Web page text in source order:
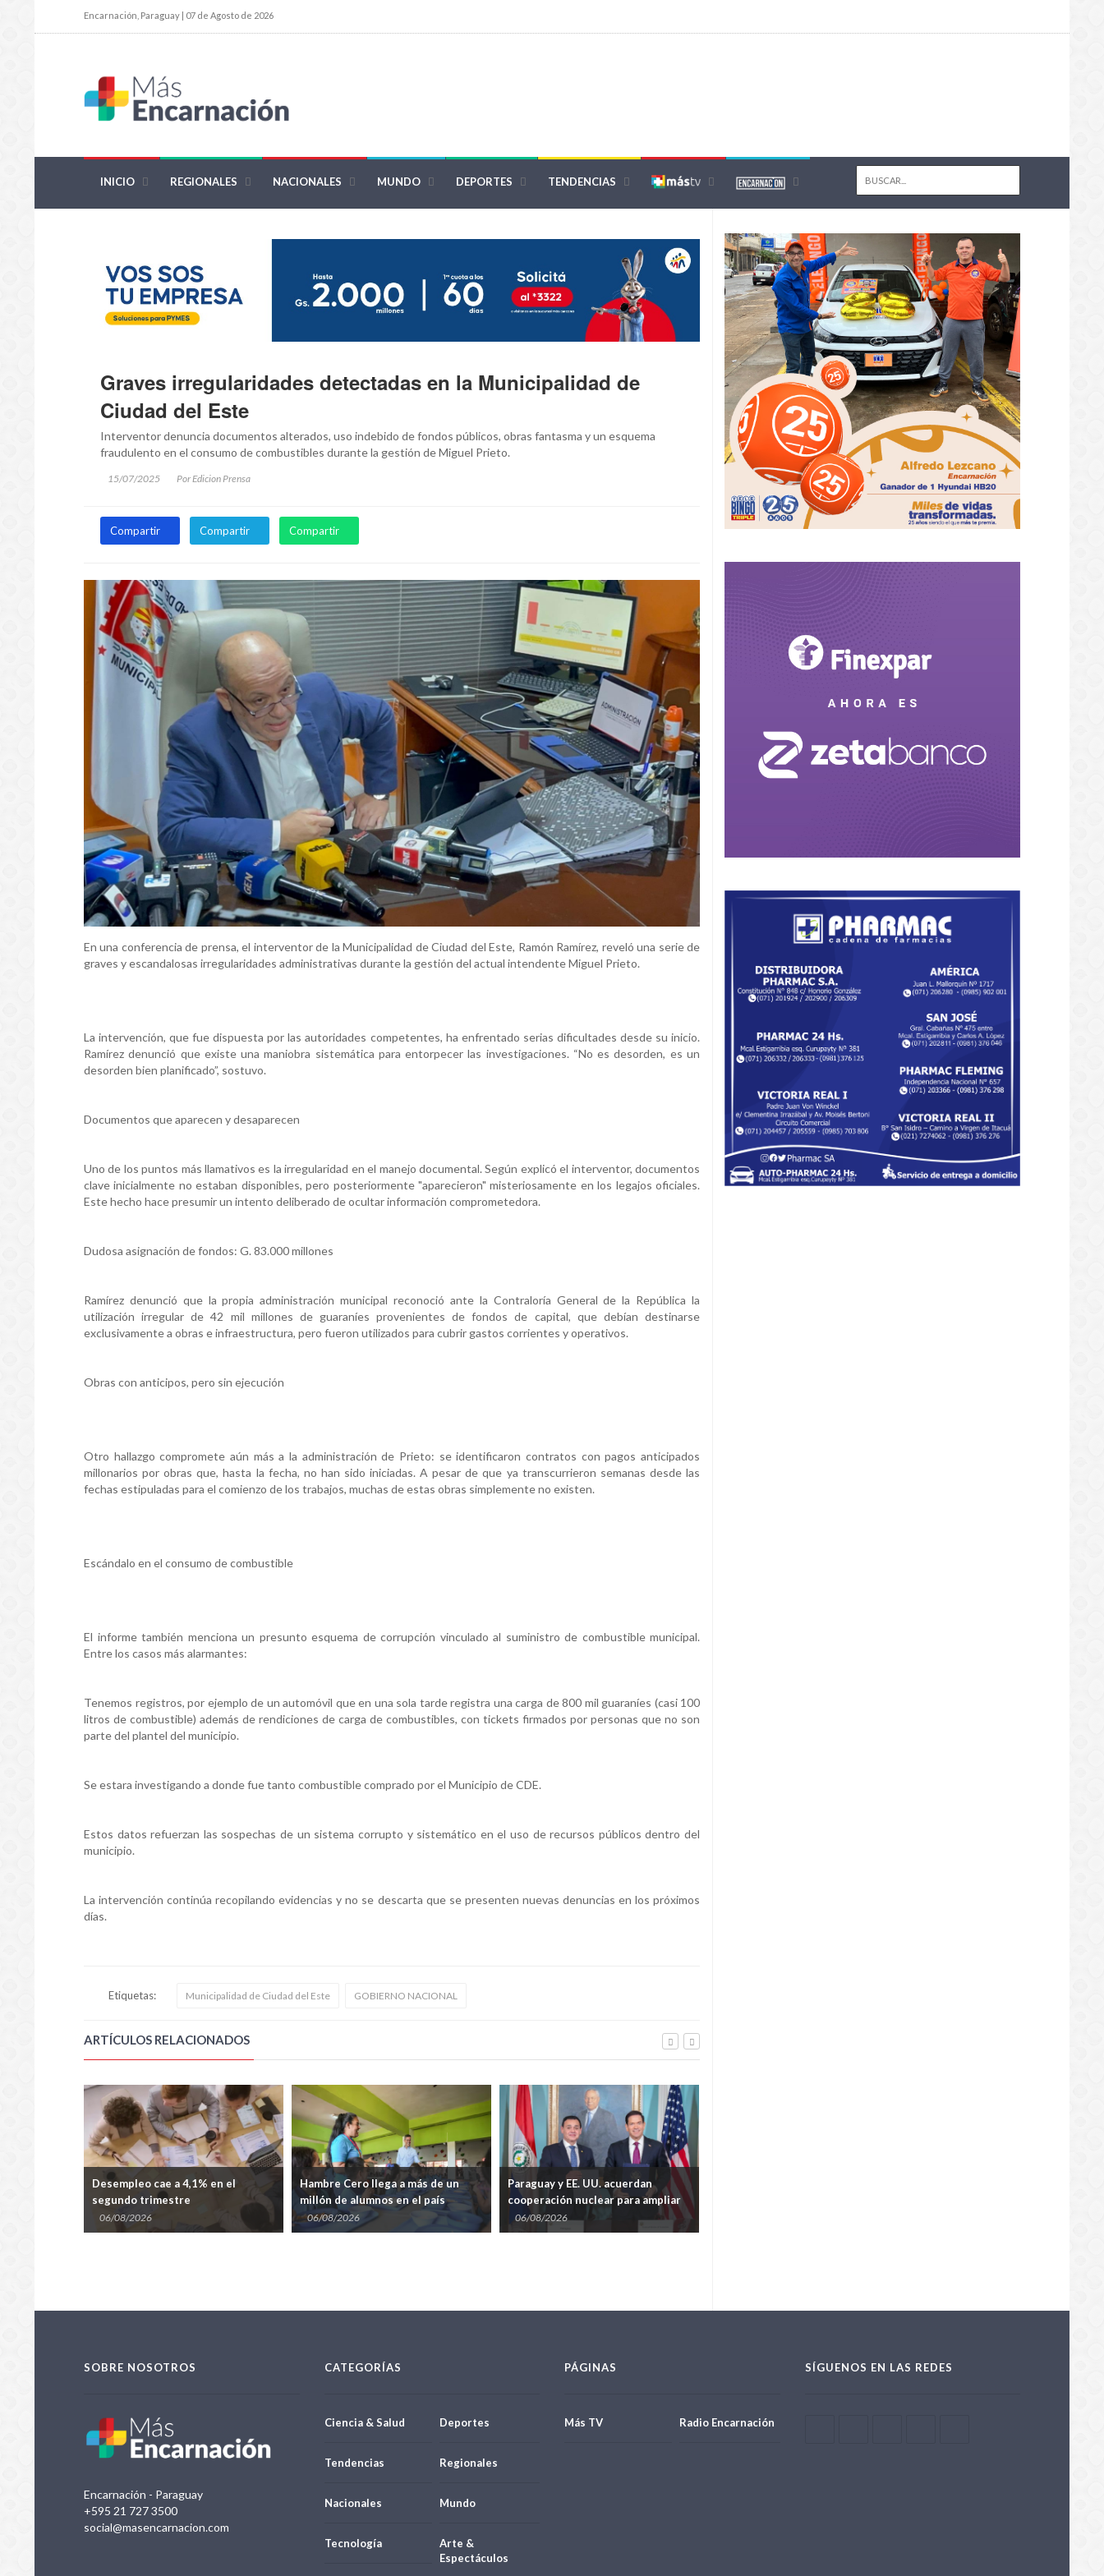
Encarnación, Paraguay | 07 de Agosto de 2026
INICIO REGIONALES NACIONALES MUNDO DEPORTES TENDENCIAS
Graves irregularidades detectadas en la Municipalidad de
Ciudad del Este
Interventor denuncia documentos alterados, uso indebido de fondos públicos, obras fantasma y un esquema
fraudulento en el consumo de combustibles durante la gestión de Miguel Prieto.
15/07/2025 Por Edicion Prensa
Compartir Compartir Compartir
En una conferencia de prensa, el interventor de la Municipalidad de Ciudad del Este, Ramón Ramírez, reveló una serie de
graves y escandalosas irregularidades administrativas durante la gestión del actual intendente Miguel Prieto.
La intervención, que fue dispuesta por las autoridades competentes, ha enfrentado serias dificultades desde su inicio.
Ramírez denunció que existe una maniobra sistemática para entorpecer las investigaciones. “No es desorden, es un
desorden bien planificado”, sostuvo.
Documentos que aparecen y desaparecen
Uno de los puntos más llamativos es la irregularidad en el manejo documental. Según explicó el interventor, documentos
clave inicialmente no estaban disponibles, pero posteriormente "aparecieron" misteriosamente en los legajos oficiales.
Este hecho hace presumir un intento deliberado de ocultar información comprometedora.
Dudosa asignación de fondos: G. 83.000 millones
Ramírez denunció que la propia administración municipal reconoció ante la Contraloría General de la República la
utilización irregular de 42 mil millones de guaraníes provenientes de fondos de capital, que debían destinarse
exclusivamente a obras e infraestructura, pero fueron utilizados para cubrir gastos corrientes y operativos.
Obras con anticipos, pero sin ejecución
Otro hallazgo compromete aún más a la administración de Prieto: se identificaron contratos con pagos anticipados
millonarios por obras que, hasta la fecha, no han sido iniciadas. A pesar de que ya transcurrieron semanas desde las
fechas estipuladas para el comienzo de los trabajos, muchas de estas obras simplemente no existen.
Escándalo en el consumo de combustible
El informe también menciona un presunto esquema de corrupción vinculado al suministro de combustible municipal.
Entre los casos más alarmantes:
Tenemos registros, por ejemplo de un automóvil que en una sola tarde registra una carga de 800 mil guaraníes (casi 100
litros de combustible) además de rendiciones de carga de combustibles, con tickets firmados por personas que no son
parte del plantel del municipio.
Se estara investigando a donde fue tanto combustible comprado por el Municipio de CDE.
Estos datos refuerzan las sospechas de un sistema corrupto y sistemático en el uso de recursos públicos dentro del
municipio.
La intervención continúa recopilando evidencias y no se descarta que se presenten nuevas denuncias en los próximos
días.
Etiquetas: Municipalidad de Ciudad del Este GOBIERNO NACIONAL
ARTÍCULOS RELACIONADOS
Desempleo cae a 4,1% en el
segundo trimestre
06/08/2026
Hambre Cero llega a más de un
millón de alumnos en el país
06/08/2026
Paraguay y EE. UU. acuerdan
cooperación nuclear para ampliar
matriz energética
06/08/2026
SOBRE NOSOTROS
Encarnación - Paraguay
+595 21 727 3500
social@masencarnacion.com
CATEGORÍAS
Ciencia & Salud Deportes
Tendencias Regionales
Nacionales Mundo
Tecnología
Arte &
Espectáculos
PÁGINAS
Más TV Radio Encarnación
SÍGUENOS EN LAS REDES